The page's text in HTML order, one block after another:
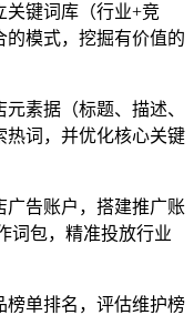
关键词库（行业+竞
的模式，挖掘有价值的
素据（标题、描述、
热词，并优化核心关键
广告账户，搭建推广账
词包，精准投放行业
榜单排名，评估维护榜